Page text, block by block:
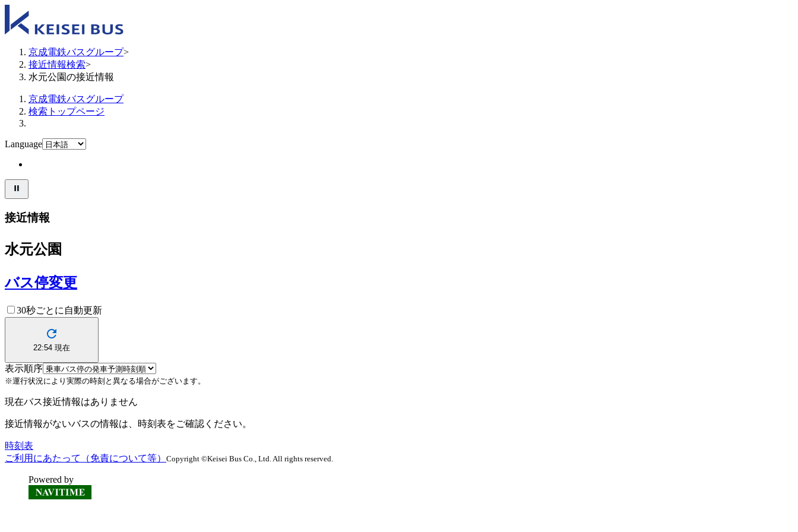
京成電鉄バスグループ>
接近情報検索>
水元公園の接近情報
京成電鉄バスグループ
検索トップページ
Language
接近情報
水元公園
バス停変更
30秒ごとに自動更新
22:54 現在
表示順序
※運行状況により実際の時刻と異なる場合がございます。
現在バス接近情報はありません
接近情報がないバスの情報は、時刻表をご確認ください。
時刻表
ご利用にあたって（免責について等） Copyright ©Keisei Bus Co., Ltd. All rights reserved.
Powered by